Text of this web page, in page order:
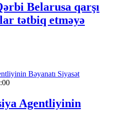
Belarusa qarşı
tətbiq etməyə
Siyasət
Agentliyinin